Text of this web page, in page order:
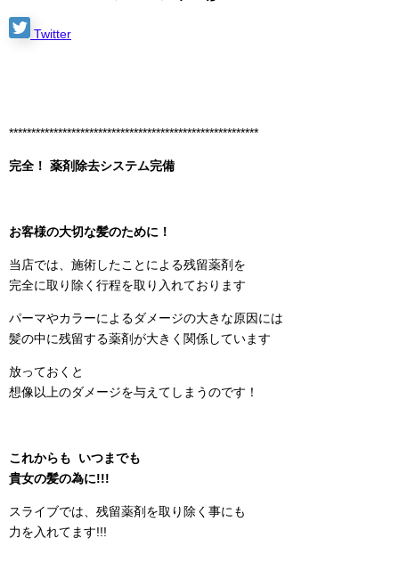
Twitter
********************************************************
完全！ 薬剤除去システム完備
お客様の大切な髪のために！
当店では、施術したことによる残留薬剤を
完全に取り除く行程を取り入れております
パーマやカラーによるダメージの大きな原因には
髪の中に残留する薬剤が大きく関係しています
放っておくと
想像以上のダメージを与えてしまうのです！
これからも いつまでも
貴女の髪の為に!!!
スライブでは、残留薬剤を取り除く事にも
力を入れてます!!!